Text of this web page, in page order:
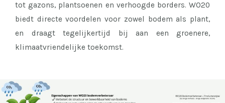
tot gazons, plantsoenen en verhoogde borders. WO20
biedt directe voordelen voor zowel bodem als plant,
en draagt tegelijkertijd bij aan een groenere,
klimaatvriendelijke toekomst.